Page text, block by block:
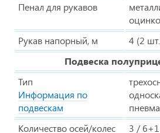
Пенал для рукавов
Рукав напорный, м
4 (2
Подвеска
Тип
Информация по
подвескам
Количество осей/колес
3 / 6+1